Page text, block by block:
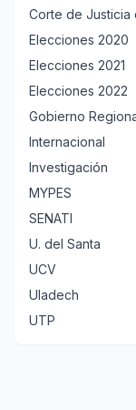
Corte de Justicia
Elecciones 2020
Elecciones 2021
Elecciones 2022
Gobierno
Internacional
Investigación
MYPES
SENATI
U. del Santa
UCV
Uladech
UTP